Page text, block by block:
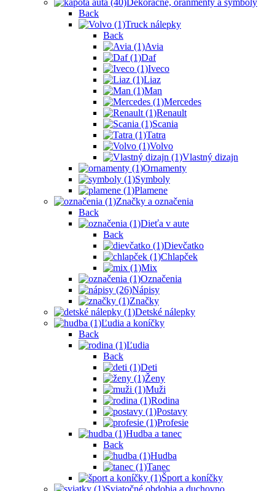
Dekoračné, oranmenty a symboly
Back
Truck nálepky
Back
Avia
Daf
Iveco
Liaz
Man
Mercedes
Renault
Scania
Tatra
Volvo
Vlastný dizajn
Ornamenty
Symboly
Plamene
Značky a označenia
Back
Dieťa v aute
Back
Dievčatko
Chlapček
Mix
Označenia
Nápisy
Značky
Detské nálepky
Ľudia a koníčky
Back
Ľudia
Back
Deti
Ženy
Muži
Rodina
Postavy
Profesie
Hudba a tanec
Back
Hudba
Tanec
Šport a koníčky